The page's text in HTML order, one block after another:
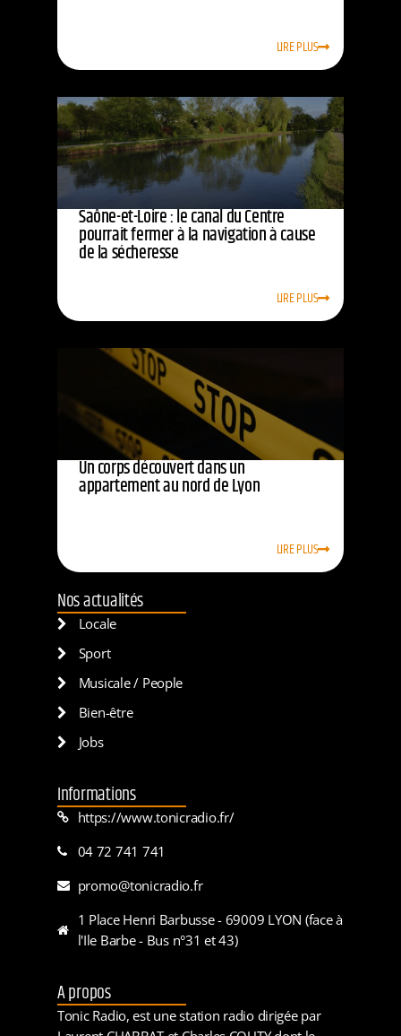
LIRE PLUS
Saône-et-Loire : le canal du Centre
pourrait fermer à la navigation à cause
de la sécheresse
LIRE PLUS
Un corps découvert dans un
appartement au nord de Lyon
LIRE PLUS
Nos actualités
Locale
Sport
Musicale / People
Bien-être
Jobs
Informations
https://www.tonicradio.fr/
04 72 741 741
promo@tonicradio.fr
1 Place Henri Barbusse - 69009 LYON (face à
l'Ile Barbe - Bus n°31 et 43)
A propos
Tonic Radio, est une station radio dirigée par